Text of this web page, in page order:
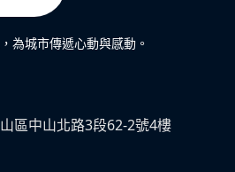
為城市傳遞心動與感動。
區中山北路3段62-2號4樓